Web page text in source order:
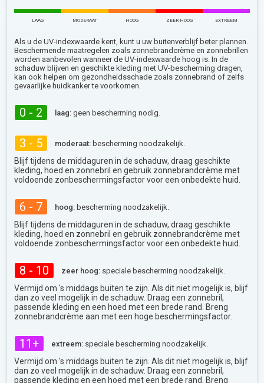
LAAG MODERAAT HOOG ZEER HOOG EXTREEM
Als u de UV-indexwaarde kent, kunt u uw buitenverblijf beter plannen.
Beschermende maatregelen zoals zonnebrandcrème en zonnebrillen
worden aanbevolen wanneer de UV-indexwaarde hoog is. In de
schaduw blijven en geschikte kleding met UV-bescherming dragen,
kan ook helpen om gezondheidsschade zoals zonnebrand of zelfs
gevaarlijke huidkanker te voorkomen.
0 - 2 laag: geen bescherming nodig.
3 - 5 moderaat: bescherming noodzakelijk.
Blijf tijdens de middaguren in de schaduw, draag geschikte
kleding, hoed en zonnebril en gebruik zonnebrandcrème met
voldoende zonbeschermingsfactor voor een onbedekte huid.
6 - 7 hoog: bescherming noodzakelijk.
Blijf tijdens de middaguren in de schaduw, draag geschikte
kleding, hoed en zonnebril en gebruik zonnebrandcrème met
voldoende zonbeschermingsfactor voor een onbedekte huid.
8 - 10 zeer hoog: speciale bescherming noodzakelijk.
Vermijd om 's middags buiten te zijn. Als dit niet mogelijk is, blijf
dan zo veel mogelijk in de schaduw. Draag een zonnebril,
passende kleding en een hoed met een brede rand. Breng
zonnebrandcrème aan met een hoge beschermingsfactor.
11+ extreem: speciale bescherming noodzakelijk.
Vermijd om 's middags buiten te zijn. Als dit niet mogelijk is, blijf
dan zo veel mogelijk in de schaduw. Draag een zonnebril,
passende kleding en een hoed met een brede rand. Breng